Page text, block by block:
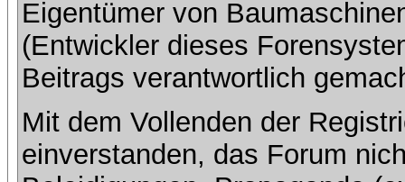
Eigentümer von
(Entwickler dieses
Beitrags verantwortlich
Mit dem Vollenden der
einverstanden, das Forum